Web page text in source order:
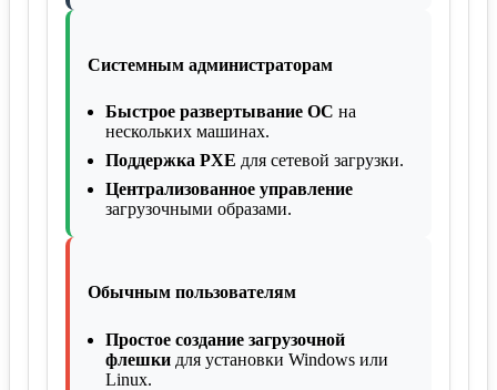
Системным администраторам
Быстрое развертывание ОС на
нескольких машинах.
Поддержка PXE для сетевой загрузки.
Централизованное управление
загрузочными образами.
Обычным пользователям
Простое создание загрузочной
флешки для установки Windows или
Linux.